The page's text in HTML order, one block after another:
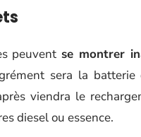
peuvent se montrer
sera la
viendra le
diesel ou essence.